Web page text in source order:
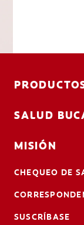
SALUD
MISIÓN
CHEQUEO DE
SUSCRÍBASE